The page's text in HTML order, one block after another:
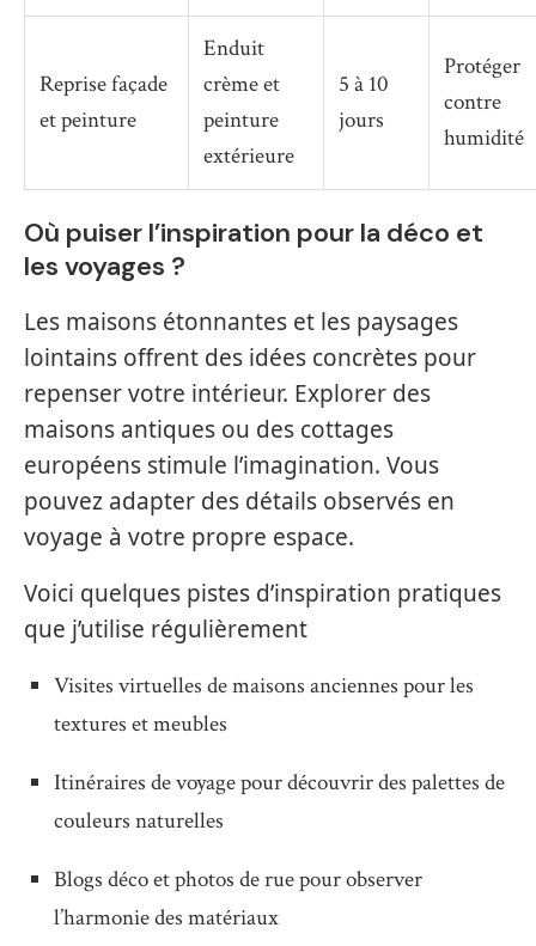
Reprise façade
et peinture
Enduit
crème et
peinture
extérieure
5 à 10
jours
Protéger
contre
humidité
Où puiser l’inspiration pour la déco et
les voyages ?
Les maisons étonnantes et les paysages
lointains offrent des idées concrètes pour
repenser votre intérieur. Explorer des
maisons antiques ou des cottages
européens stimule l’imagination. Vous
pouvez adapter des détails observés en
voyage à votre propre espace.
Voici quelques pistes d’inspiration pratiques
que j’utilise régulièrement
Visites virtuelles de maisons anciennes pour les
textures et meubles
Itinéraires de voyage pour découvrir des palettes de
couleurs naturelles
Blogs déco et photos de rue pour observer
l’harmonie des matériaux